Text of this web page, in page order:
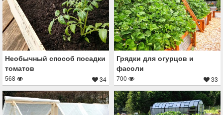
Необычный способ посадки
томатов
568 34
Грядки для огурцов и
фасоли
700 33